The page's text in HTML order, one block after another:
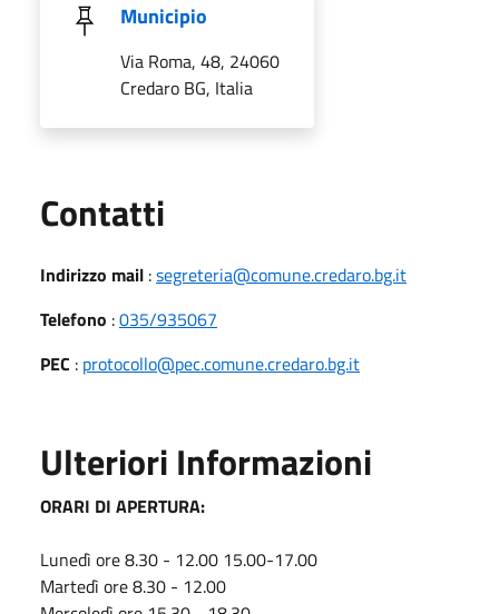
Municipio
Via Roma, 48, 24060
Credaro BG, Italia
Contatti
Indirizzo mail :segreteria@comune.credaro.bg.it
Telefono :035/935067
PEC : protocollo@pec.comune.credaro.bg.it
Ulteriori Informazioni
ORARI DI APERTURA:
Lunedì ore 8.30 - 12.00 15.00-17.00
Martedì ore 8.30 - 12.00